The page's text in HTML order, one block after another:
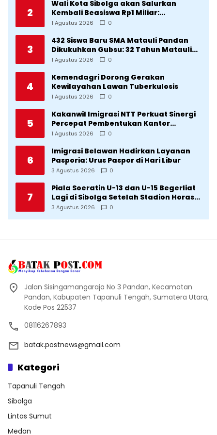
2
Wali Kota Sibolga akan Salurkan
Kembali Beasiswa Rp1 Miliar:
Diproritaskan Mahasiswa Korban
1 Agustus 2026 0
3
432 Siswa Baru SMA Matauli Pandan
Dikukuhkan Gubsu: 32 Tahun Matauli
Cetak SDM Unggul
1 Agustus 2026 0
4
Kemendagri Dorong Gerakan
Kewilayahan Lawan Tuberkulosis
1 Agustus 2026 0
5
Kakanwil Imigrasi NTT Perkuat Sinergi
Percepat Pembentukan Kantor
Imigrasi Sumba Timur
1 Agustus 2026 0
6
Imigrasi Belawan Hadirkan Layanan
Pasporia: Urus Paspor di Hari Libur
3 Agustus 2026 0
7
Piala Soeratin U-13 dan U-15 Begerliat
Lagi di Sibolga Setelah Stadion Horas
Direvitalisasi Wali Kota
3 Agustus 2026 0
Jalan Sisingamangaraja No 3 Pandan, Kecamatan
Pandan, Kabupaten Tapanuli Tengah, Sumatera Utara,
Kode Pos 22537
08116267893
batak.postnews@gmail.com
Kategori
Tapanuli Tengah
Sibolga
Lintas Sumut
Medan